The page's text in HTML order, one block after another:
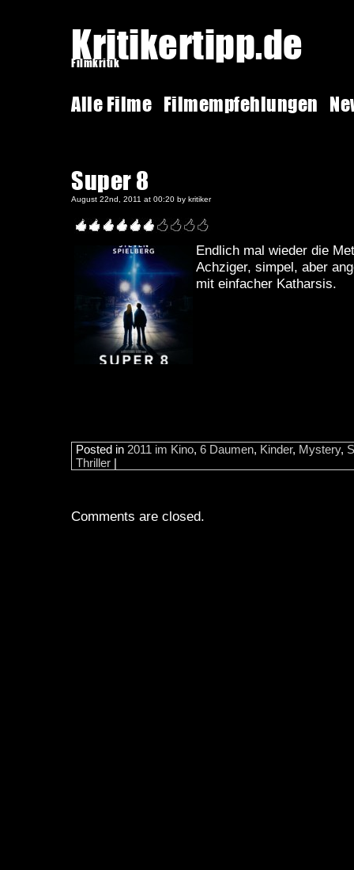
Kritikertipp.de
Filmkritik
Alle Filme Filmempfehlungen
Super 8
August 22nd, 2011 at 00:20 by kritiker
Endlich mal wieder die
Achziger, simpel, aber
mit einfacher Katharsis.
Posted in 2011 im Kino, 6 Daumen, Kinder, Mystery,
Thriller |
Comments are closed.